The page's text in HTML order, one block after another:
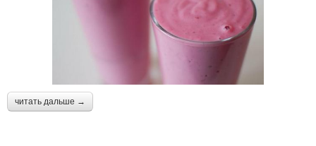
читать дальше →